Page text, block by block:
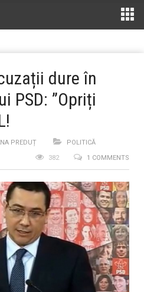
dure în
PSD: ”Opriți
PREDUȚ
POLITICĂ
1 COMMENTS
382